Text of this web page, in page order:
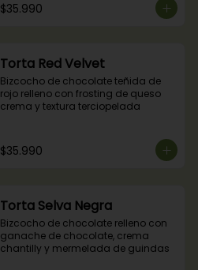
$35.990
Torta Red Velvet
Bizcocho de chocolate teñida de
rojo relleno con frosting de queso
crema y textura terciopelada
$35.990
Torta Selva Negra
Bizcocho de chocolate relleno con
ganache de chocolate, crema
chantilly y mermelada de guindas